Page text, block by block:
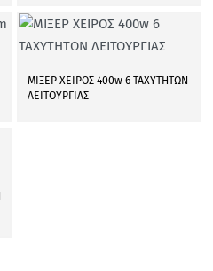
ΜΙΞΕΡ ΧΕΙΡΟΣ 400w 6 ΤΑΧΥΤΗΤΩΝ
ΛΕΙΤΟΥΡΓΙΑΣ